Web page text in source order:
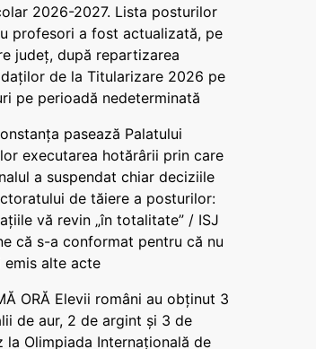
2026-2027. Lista posturilor
profesori a fost actualizată, pe
județ, după repartizarea
de la Titularizare 2026 pe
pe perioadă nedeterminată
pasează Palatului
executarea hotărârii prin care
a suspendat chiar deciziile
de tăiere a posturilor:
vă revin „în totalitate” / ISJ
că s-a conformat pentru că nu
emis alte acte
ORĂ Elevii români au obținut 3
de aur, 2 de argint și 3 de
la Olimpiada Internațională de